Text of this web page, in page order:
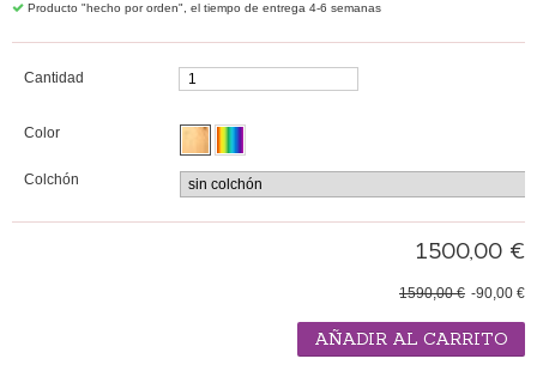
Producto "hecho por orden", el tiempo de entrega 4-6 semanas
Cantidad
Color
Colchón
1500,00 €
-90,00 €
1590,00 €
AÑADIR AL CARRITO